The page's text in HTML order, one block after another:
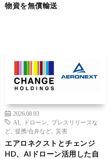
物資を無償輸送
2026.08.03
AI
ドローン
プレスリリースな
ど
提携/合弁など 災害
エアロネクストとチェンジ
HD、AIドローン活用した自